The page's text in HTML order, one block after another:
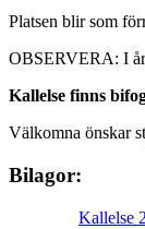
Platsen blir som
OBSERVERA: I år
Kallelse finns
Välkomna önskar
Bilagor:
Kallelse